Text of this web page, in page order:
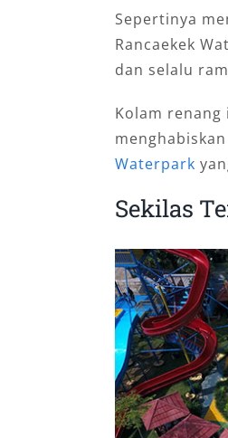
Sepertinya
Rancaekek
dan selalu
Kolam
Waterpark
Sekilas